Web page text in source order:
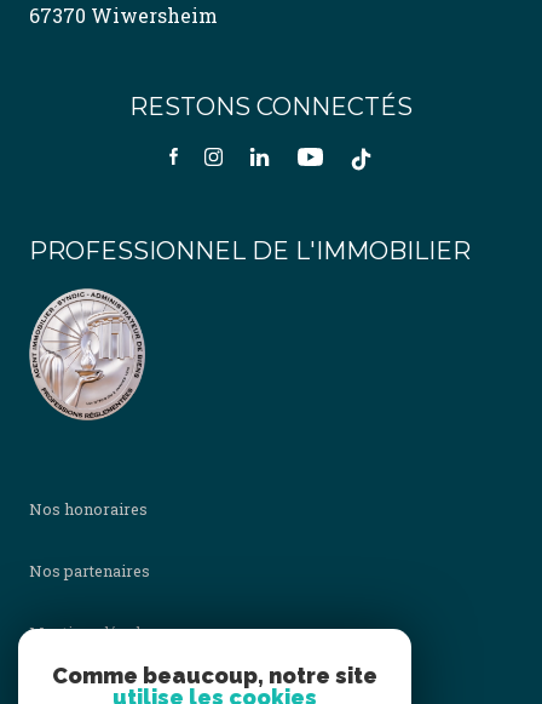
67370 Wiwersheim
RESTONS CONNECTÉS
PROFESSIONNEL DE L'IMMOBILIER
Nos honoraires
Nos partenaires
Mentions légales
Comme beaucoup, notre site
utilise les cookies